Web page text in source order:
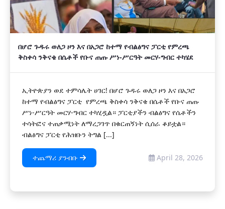
በሆሮ ጉዱሩ ወለጋ ዞን እና በአጋሮ ከተማ የብልፅግና ፓርቲ የምረጫ
ቅስቀሳ ንቅናቄ በሴቶች የቡና ጠጡ ሥነ-ሥርዓት መርሃ-ግብር ተካሄደ
ኢትዮጵያን ወደ ተምሳሌት ሀገር! በሆሮ ጉዱሩ ወለጋ ዞን እና በአጋሮ
ከተማ የብልፅግና ፓርቲ የምረጫ ቅስቀሳ ንቅናቄ በሴቶች የቡና ጠጡ
ሥነ-ሥርዓት መርሃ-ግብር ተካሂዷል። ፓርቲያችን ብልፅግና የሴቶችን
ተሳትፎና ተጠቃሚነት ለማረጋገጥ በቁርጠኝነት ሲሰራ ቆይቷል።
ብልፅግና ፓርቲ የሕዝቡን ትግል [...]
ተጨማሪ ያንብቡ April 28, 2026